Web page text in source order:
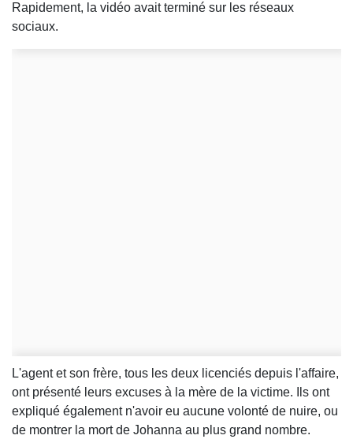
Rapidement, la vidéo avait terminé sur les réseaux
sociaux.
L'agent et son frère, tous les deux licenciés depuis l'affaire,
ont présenté leurs excuses à la mère de la victime. Ils ont
expliqué également n'avoir eu aucune volonté de nuire, ou
de montrer la mort de Johanna au plus grand nombre.